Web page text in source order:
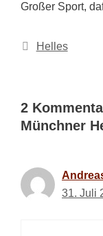
Großer Sport,
Kategorien
Helles
2
Münchner
31. Juli